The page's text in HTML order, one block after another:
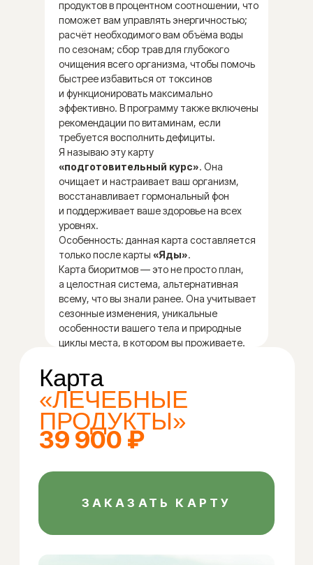
продуктов в процентном соотношении, что
поможет вам управлять энергичностью;
расчёт необходимого вам объёма воды
по сезонам; сбор трав для глубокого
очищения всего организма, чтобы помочь
быстрее избавиться от токсинов
и функционировать максимально
эффективно. В программу также включены
рекомендации по витаминам, если
требуется восполнить дефициты.
Я называю эту карту
«подготовительный курс». Она
очищает и настраивает ваш организм,
восстанавливает гормональный фон
и поддерживает ваше здоровье на всех
уровнях.
Особенность: данная карта составляется
только после карты «Яды».
Карта биоритмов — это не просто план,
а целостная система, альтернативная
всему, что вы знали ранее. Она учитывает
сезонные изменения, уникальные
особенности вашего тела и природные
циклы места, в котором вы проживаете.
Здоровье с пониманием своей
природы и сезонных продуктов
Персональные рекомендации
по питанию в каждый сезон
и день недели.
Вы согласитесь, что питание — это
не просто вкус и эстетика,
но и глубокая связь нашего тела
с тем, что нам дарует природа
в каждом продукте? Все сезоны
приносят свои особые дары,
которые могут как поддерживать
негативное влияние.
Я создаю карту сезонных
продуктов, чтобы помочь вам
разобраться, какие продукты
наилучшим образом
организмом в разные периоды года.
Читать далее